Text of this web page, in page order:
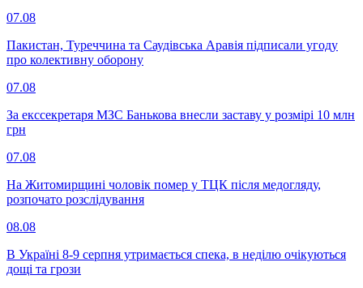
07.08
Пакистан, Туреччина та Саудівська Аравія підписали угоду
про колективну оборону
07.08
За екссекретаря МЗС Банькова внесли заставу у розмірі 10 млн
грн
07.08
На Житомирщині чоловік помер у ТЦК після медогляду,
розпочато розслідування
08.08
В Україні 8-9 серпня утримається спека, в неділю очікуються
дощі та грози